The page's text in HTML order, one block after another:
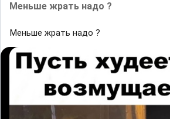
Меньше жрать надо ?
Меньше жрать надо ?